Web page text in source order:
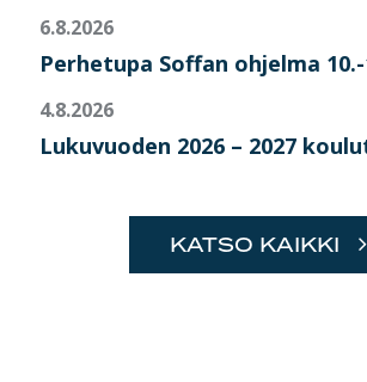
6.8.2026
Perhetupa Soffan ohjelma 10.-
4.8.2026
Lukuvuoden 2026 – 2027
KATSO KAIKKI